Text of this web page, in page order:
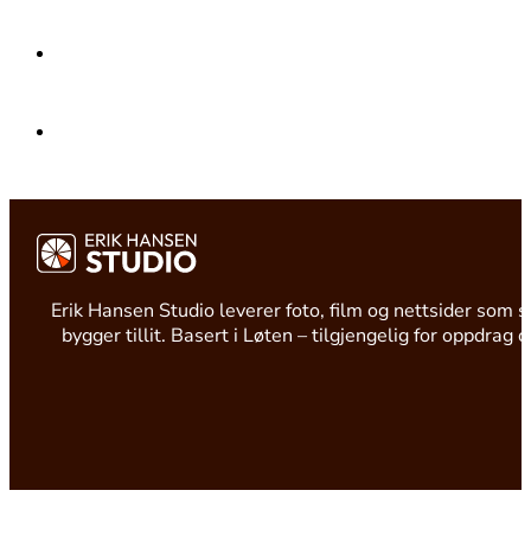
Erik Hansen Studio leverer foto, film og nettsider som
bygger tillit. Basert i Løten – tilgjengelig for oppdrag